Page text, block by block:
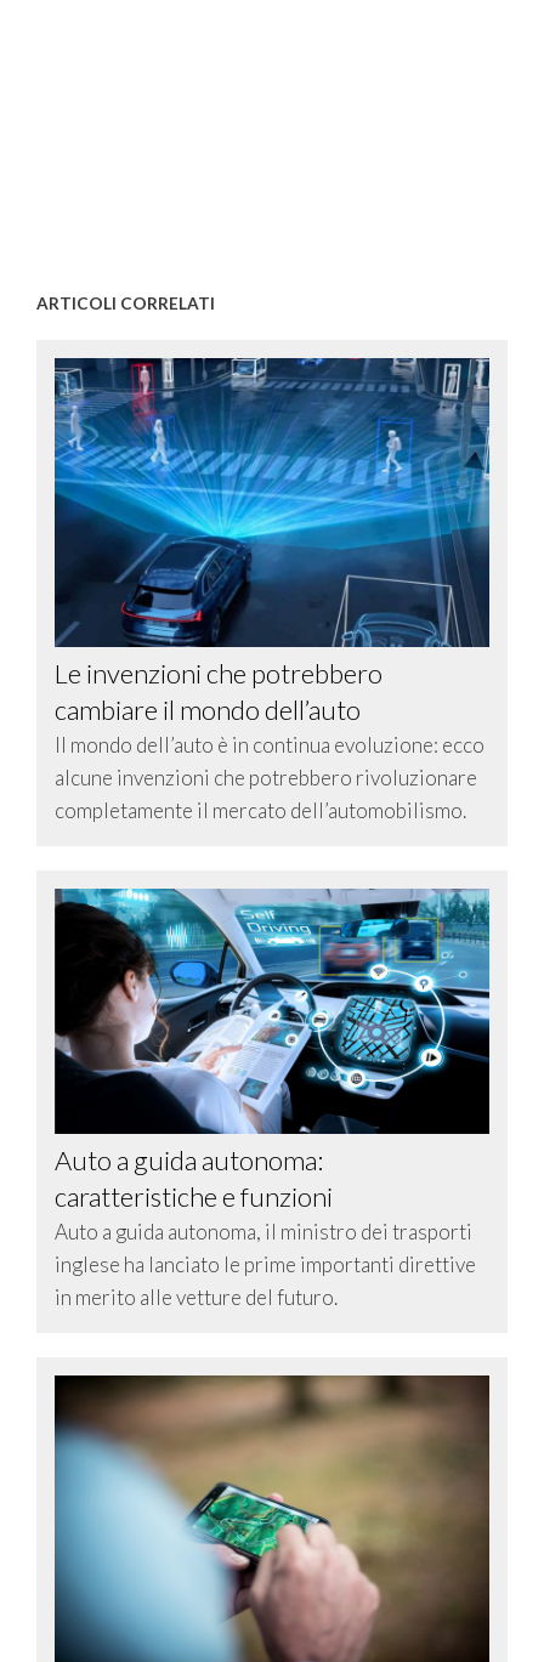
ARTICOLI CORRELATI
Le invenzioni che potrebbero
cambiare il mondo dell’auto
Il mondo dell’auto è in continua evoluzione: ecco
alcune invenzioni che potrebbero rivoluzionare
completamente il mercato dell’automobilismo.
Auto a guida autonoma:
caratteristiche e funzioni
Auto a guida autonoma, il ministro dei trasporti
inglese ha lanciato le prime importanti direttive
in merito alle vetture del futuro.